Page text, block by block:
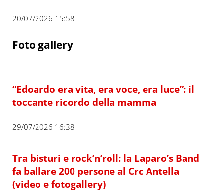
20/07/2026 15:58
Foto gallery
“Edoardo era vita, era voce, era luce”: il
toccante ricordo della mamma
29/07/2026 16:38
Tra bisturi e rock’n’roll: la Laparo’s Band
fa ballare 200 persone al Crc Antella
(video e fotogallery)